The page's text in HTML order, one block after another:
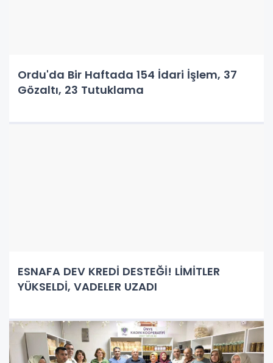
Ordu'da Bir Haftada 154 İdari İşlem, 37
Gözaltı, 23 Tutuklama
ESNAFA DEV KREDİ DESTEĞİ! LİMİTLER
YÜKSELDİ, VADELER UZADI